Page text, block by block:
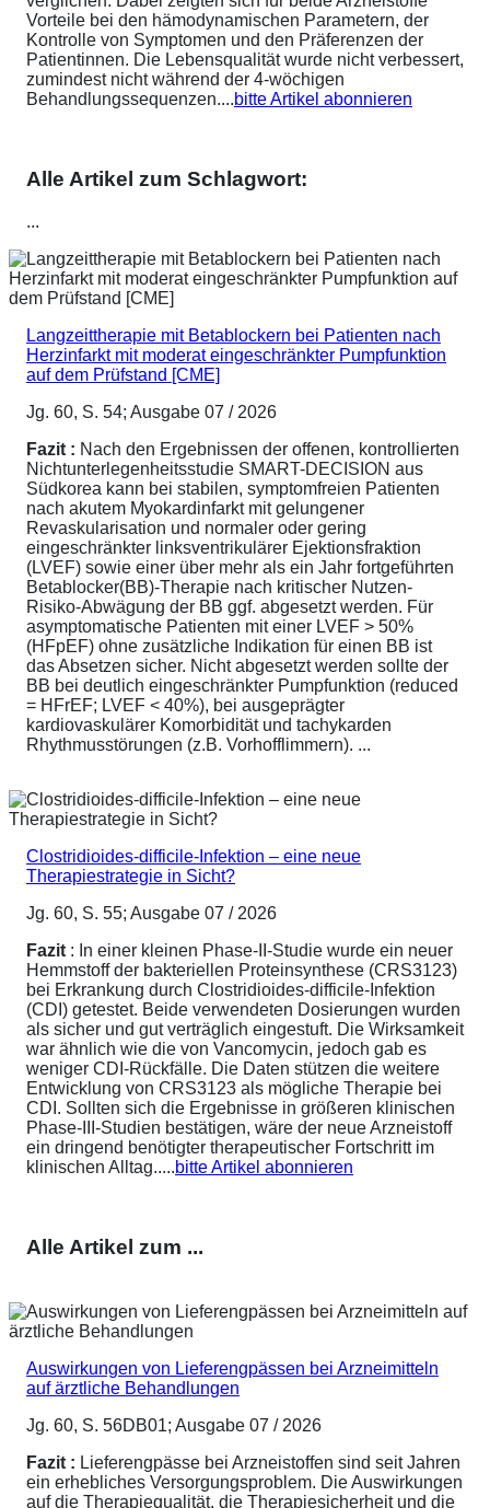
Vorteile bei den hämodynamischen Parametern, der
Kontrolle von Symptomen und den Präferenzen der
Patientinnen. Die Lebensqualität wurde nicht verbessert,
zumindest nicht während der 4-wöchigen
Behandlungssequenzen....bitte Artikel abonnieren
Alle Artikel zum Schlagwort:
...
Langzeittherapie mit Betablockern bei Patienten nach
Herzinfarkt mit moderat eingeschränkter Pumpfunktion
auf dem Prüfstand [CME]
Jg. 60, S. 54; Ausgabe 07 / 2026
Fazit : Nach den Ergebnissen der offenen, kontrollierten
Nichtunterlegenheitsstudie SMART-DECISION aus
Südkorea kann bei stabilen, symptomfreien Patienten
nach akutem Myokardinfarkt mit gelungener
Revaskularisation und normaler oder gering
eingeschränkter linksventrikulärer Ejektionsfraktion
(LVEF) sowie einer über mehr als ein Jahr fortgeführten
Betablocker(BB)-Therapie nach kritischer Nutzen-
Risiko-Abwägung der BB ggf. abgesetzt werden. Für
asymptomatische Patienten mit einer LVEF > 50%
(HFpEF) ohne zusätzliche Indikation für einen BB ist
das Absetzen sicher. Nicht abgesetzt werden sollte der
BB bei deutlich eingeschränkter Pumpfunktion (reduced
= HFrEF; LVEF < 40%), bei ausgeprägter
kardiovaskulärer Komorbidität und tachykarden
Rhythmusstörungen (z.B. Vorhofflimmern). ...
Clostridioides-difficile-Infektion – eine neue
Therapiestrategie in Sicht?
Jg. 60, S. 55; Ausgabe 07 / 2026
Fazit : In einer kleinen Phase-II-Studie wurde ein neuer
Hemmstoff der bakteriellen Proteinsynthese (CRS3123)
bei Erkrankung durch Clostridioides-difficile-Infektion
(CDI) getestet. Beide verwendeten Dosierungen wurden
als sicher und gut verträglich eingestuft. Die Wirksamkeit
war ähnlich wie die von Vancomycin, jedoch gab es
weniger CDI-Rückfälle. Die Daten stützen die weitere
Entwicklung von CRS3123 als mögliche Therapie bei
CDI. Sollten sich die Ergebnisse in größeren klinischen
Phase-III-Studien bestätigen, wäre der neue Arzneistoff
ein dringend benötigter therapeutischer Fortschritt im
klinischen Alltag.....bitte Artikel abonnieren
Alle Artikel zum ...
Auswirkungen von Lieferengpässen bei Arzneimitteln
auf ärztliche Behandlungen
Jg. 60, S. 56DB01; Ausgabe 07 / 2026
Fazit : Lieferengpässe bei Arzneistoffen sind seit Jahren
ein erhebliches Versorgungsproblem. Die Auswirkungen
auf die Therapiequalität, die Therapiesicherheit und die